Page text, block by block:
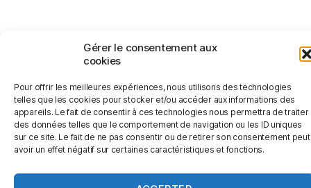
Gérer le consentement aux
cookies
Pour offrir les meilleures expériences, nous utilisons des technologies
telles que les cookies pour stocker et/ou accéder aux informations des
appareils. Le fait de consentir à ces technologies nous permettra de traiter
des données telles que le comportement de navigation ou les ID uniques
sur ce site. Le fait de ne pas consentir ou de retirer son consentement peut
avoir un effet négatif sur certaines caractéristiques et fonctions.
Jérémy Le Corvaisier
Politique de confidentialité